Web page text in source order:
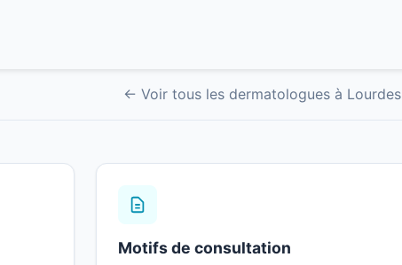
← Voir tous les dermatologues à Lourdes
Motifs de consultation